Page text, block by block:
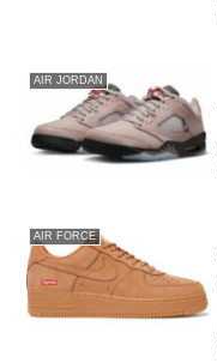
AIR JORDAN
AIR FORCE